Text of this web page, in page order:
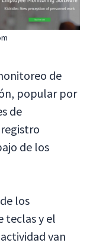
de
popular por
de
de los
los
teclas y el
van